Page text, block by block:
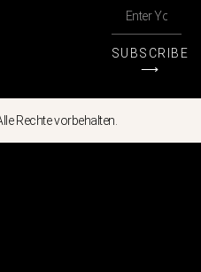
SUBSCRIBE
⟶
Rechte vorbehalten.